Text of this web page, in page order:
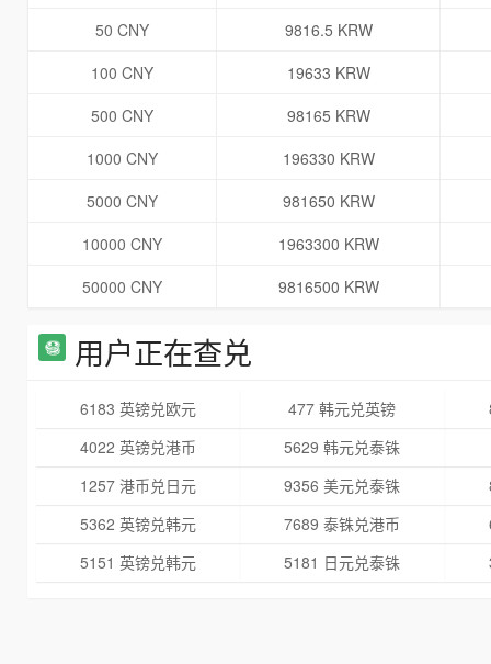
50 CNY
9816.5 KRW
100 CNY
19633 KRW
500 CNY
98165 KRW
1000 CNY
196330 KRW
5000 CNY
981650 KRW
10000 CNY
1963300 KRW
50000 CNY
9816500 KRW
用户正在查兑
6183 英镑兑欧元 477 韩元兑英镑
4022 英镑兑港币
5629 韩元兑泰铢
1257 港币兑日元
9356 美元兑泰铢
5362 英镑兑韩元
7689 泰铢兑港币
5151 英镑兑韩元
5181 日元兑泰铢